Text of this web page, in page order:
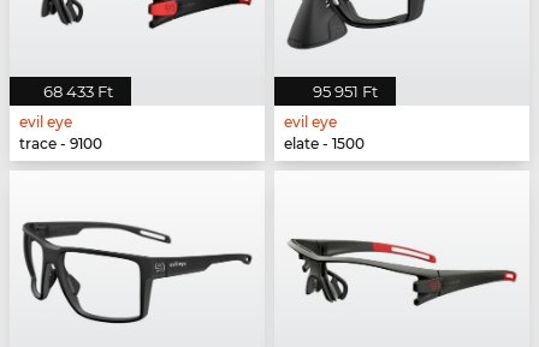
68 433 Ft
evil eye
trace - 9100
95 951 Ft
evil eye
elate - 1500